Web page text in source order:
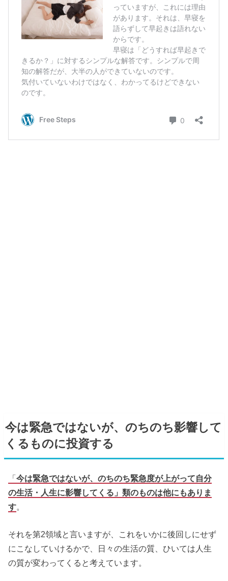
今は緊急ではないが、のちのち影響して
くるものに投資する
「今は緊急ではないが、のちのち緊急度が上がって自分
の生活・人生に影響してくる」類のものは他にもありま
す。
それを第2領域と言いますが、これをいかに後回しにせず
にこなしていけるかで、日々の生活の質、ひいては人生
の質が変わってくると考えています。